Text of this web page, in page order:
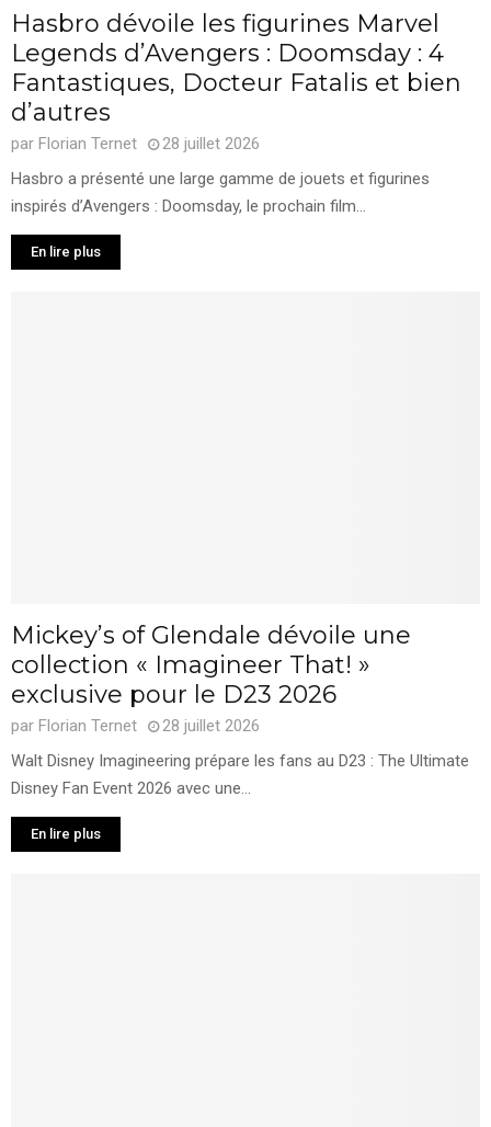
Hasbro dévoile les figurines Marvel
Legends d’Avengers : Doomsday : 4
Fantastiques, Docteur Fatalis et bien
d’autres
par Florian Ternet
28 juillet 2026
Hasbro a présenté une large gamme de jouets et figurines
inspirés d’Avengers : Doomsday, le prochain film...
En lire plus
Mickey’s of Glendale dévoile une
collection « Imagineer That! »
exclusive pour le D23 2026
par Florian Ternet
28 juillet 2026
Walt Disney Imagineering prépare les fans au D23 : The Ultimate
Disney Fan Event 2026 avec une...
En lire plus